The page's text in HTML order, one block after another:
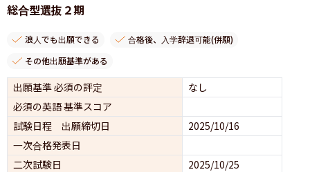
総合型選抜２期
浪人でも出願できる
合格後、入学辞退可能(併願)
その他出願基準がある
出願基準 必須の評定
なし
必須の英語 基準スコア
試験日程 出願締切日
2025/10/16
一次合格発表日
二次試験日
2025/10/25